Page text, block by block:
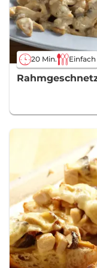
20 Min. Einfach